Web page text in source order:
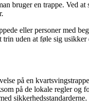
bruger en trappe.
eller personer med
uden at føle sig usikker
på en
på de lokale regler og
sikkerhedsstandarderne.